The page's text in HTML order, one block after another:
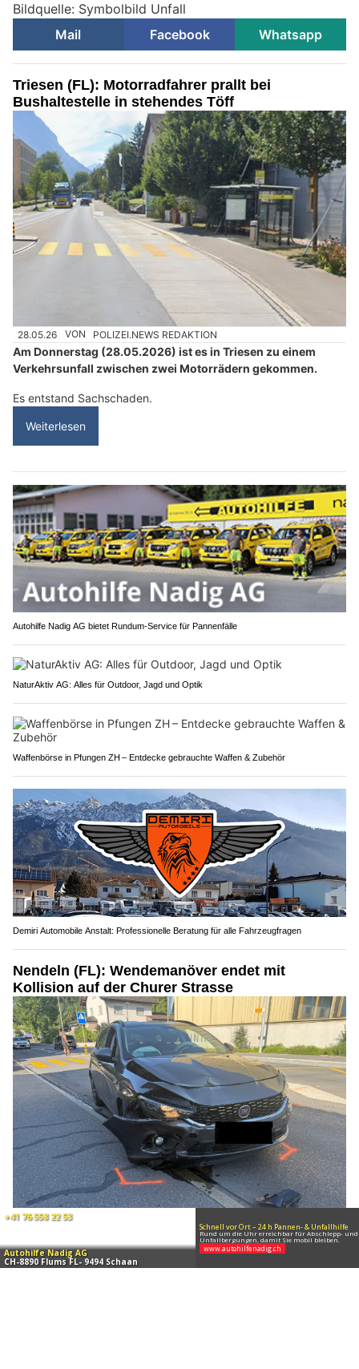
Bildquelle: Symbolbild Unfall
Mail
Facebook Whatsapp
Triesen (FL): Motorradfahrer prallt bei
Bushaltestelle in stehendes Töff
28.05.26 VON POLIZEI.NEWS REDAKTION
Am Donnerstag (28.05.2026) ist es in Triesen zu einem
Verkehrsunfall zwischen zwei Motorrädern gekommen.
Es entstand Sachschaden.
Weiterlesen
Autohilfe Nadig AG bietet Rundum‑Service für Pannenfälle
NaturAktiv AG: Alles für Outdoor, Jagd und Optik
Waffenbörse in Pfungen ZH – Entdecke gebrauchte Waffen & Zubehör
Demiri Automobile Anstalt: Professionelle Beratung für alle Fahrzeugfragen
Nendeln (FL): Wendemanöver endet mit
Kollision auf der Churer Strasse
19.06.26 VON POLIZEI.NEWS REDAKTION
Am Donnerstag (18.06.2026) sind in Nendeln zwei